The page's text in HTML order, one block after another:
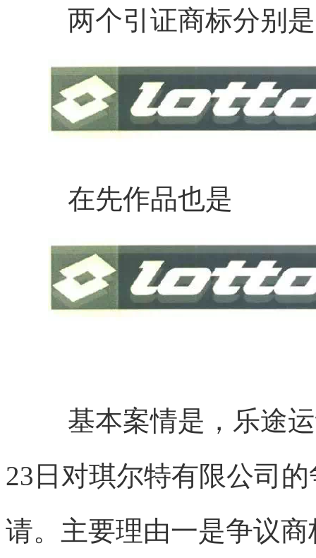
两个引证商标分别
在先作品也是
基本案情是，乐途
23日对琪尔特有限公司
请。主要理由一是争议